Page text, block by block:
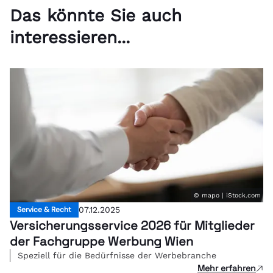
Das könnte Sie auch
interessieren...
© mapo | iStock.com
Service & Recht 07.12.2025
Versicherungsservice 2026 für Mitglieder
der Fachgruppe Werbung Wien
Speziell für die Bedürfnisse der Werbebranche
Mehr erfahren